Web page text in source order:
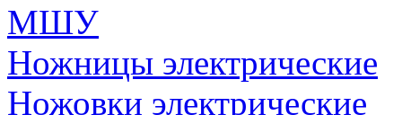
МШУ
Ножницы электрические
Ножовки электрические